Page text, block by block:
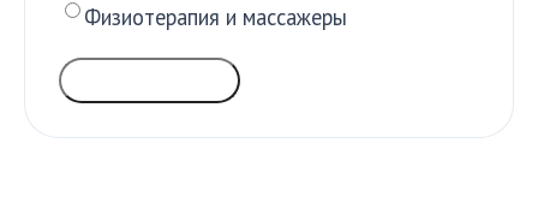
Физиотерапия и массажеры